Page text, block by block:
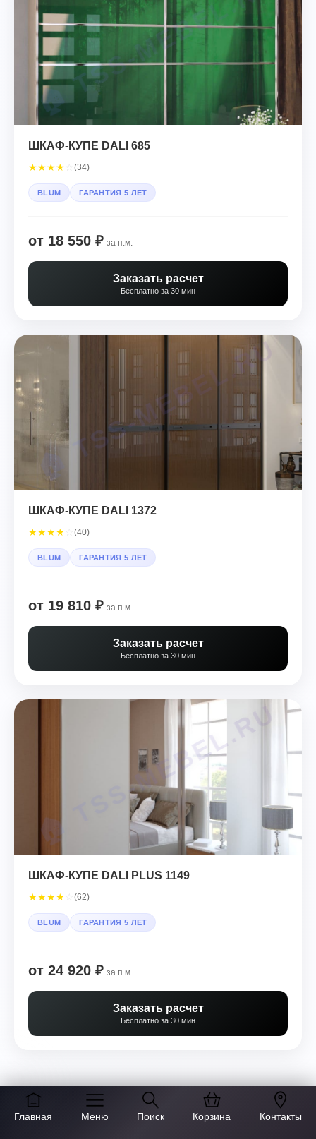
Главная Меню Поиск Корзина Контакты
ШКАФ-КУПЕ DALI 685
★★★★ (34)
BLUM ГАРАНТИЯ 5 ЛЕТ
от 18 550 ₽ за п.м.
Заказать расчет
Бесплатно за 30 мин
ШКАФ-КУПЕ DALI 1372
★★★★ (40)
BLUM ГАРАНТИЯ 5 ЛЕТ
от 19 810 ₽ за п.м.
Заказать расчет
Бесплатно за 30 мин
ШКАФ-КУПЕ DALI PLUS 1149
★★★★ (62)
BLUM ГАРАНТИЯ 5 ЛЕТ
от 24 920 ₽ за п.м.
Заказать расчет
Бесплатно за 30 мин